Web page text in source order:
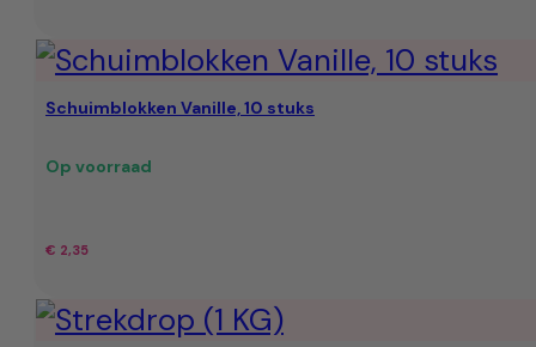
Schuimblokken Vanille, 10 stuks
Op voorraad
€ 2,35